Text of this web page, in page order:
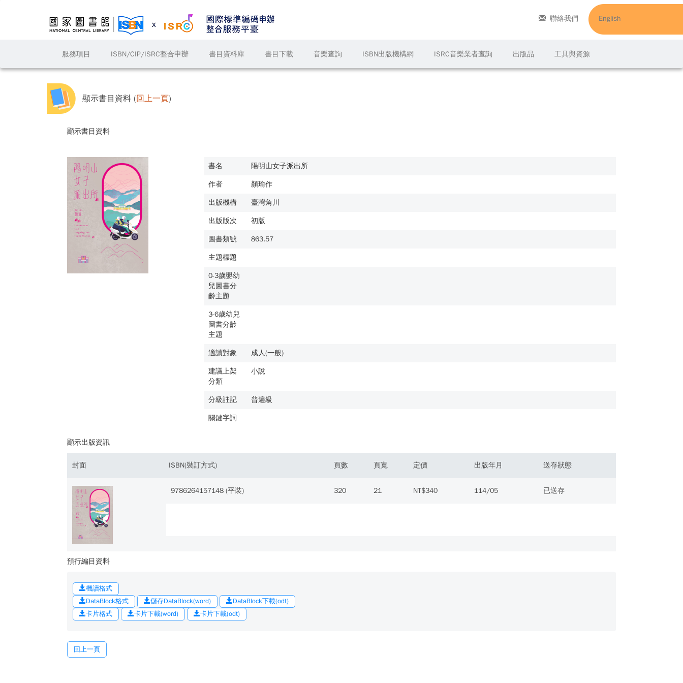
服務項目 ISBN/CIP/ISRC整合申辦 書目資料庫 書目下載 音樂查詢 ISBN出版機構網 ISRC音樂業者查詢 出版品 工具與資源
聯絡我們 English
顯示書目資料 (回上一頁)
顯示書目資料
書名 陽明山女子派出所
作者 顏瑜作
出版機構 臺灣角川
出版版次 初版
圖書類號 863.57
主題標題
0-3歲嬰幼
兒圖書分
齡主題
3-6歲幼兒
圖書分齡
主題
適讀對象 成人(一般)
建議上架
分類
小說
分級註記 普遍級
關鍵字詞
顯示出版資訊
封面 ISBN(裝訂方式) 頁數 頁寬 定價 出版年月 送存狀態
9786264157148 (平裝) 320 21 NT$340 114/05 已送存
預行編目資料
機讀格式
DataBlock格式
儲存DataBlock(word)
DataBlock下載(odt)
卡片格式
卡片下載(word) 卡片下載(odt)
回上一頁